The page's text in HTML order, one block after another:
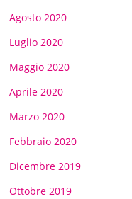
Agosto 2020
Luglio 2020
Maggio 2020
Aprile 2020
Marzo 2020
Febbraio 2020
Dicembre 2019
Ottobre 2019